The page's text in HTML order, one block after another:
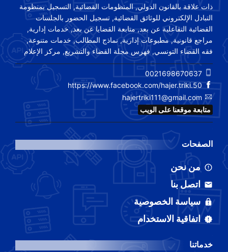
ذات علاقة بالقانون الدولي, المنظومات القضائية, التسجيل بمنظومة
التبادل الإلكتروني للوثائق القضائية, تسجيل الحضور بالجلسات
القضائية التفاعلية عن بعد, متابعة القضايا عن بعد, خدمات إدارية,
مراجع قانونية, مطبوعات إدارية, نماذج المطالب, خدمات متنوعة,
فقه القضاء التونسي, فهرس مجلة القضاء والتشريع, مركز الإعلام
0021698670637
https://www.facebook.com/hajer.triki.50
hajertriki111@gmail.com
متابعة موقعنا على الويب
الصفحات
من نحن
اتصل بنا
سياسة الخصوصية
اتفاقية الاستخدام
خدماتنا